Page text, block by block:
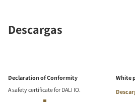
Descargas
Declaration of Conformity
A safety certificate for DALI IO.
White